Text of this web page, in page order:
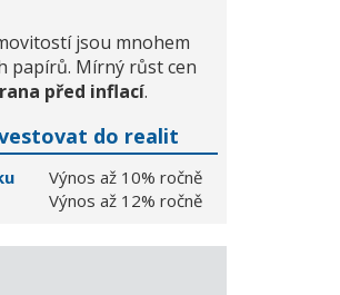
jsou mnohem
papírů. Mírný růst cen
před inflací.
do realit
Výnos až 10% ročně
Výnos až 12% ročně